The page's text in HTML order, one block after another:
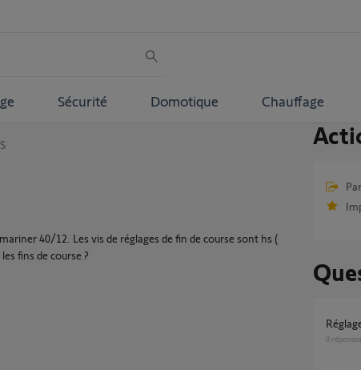
Sécurité Domotique Chauffage
40/12. Les vis de réglages de fin de course sont hs (
fins de course ?
0 réponses